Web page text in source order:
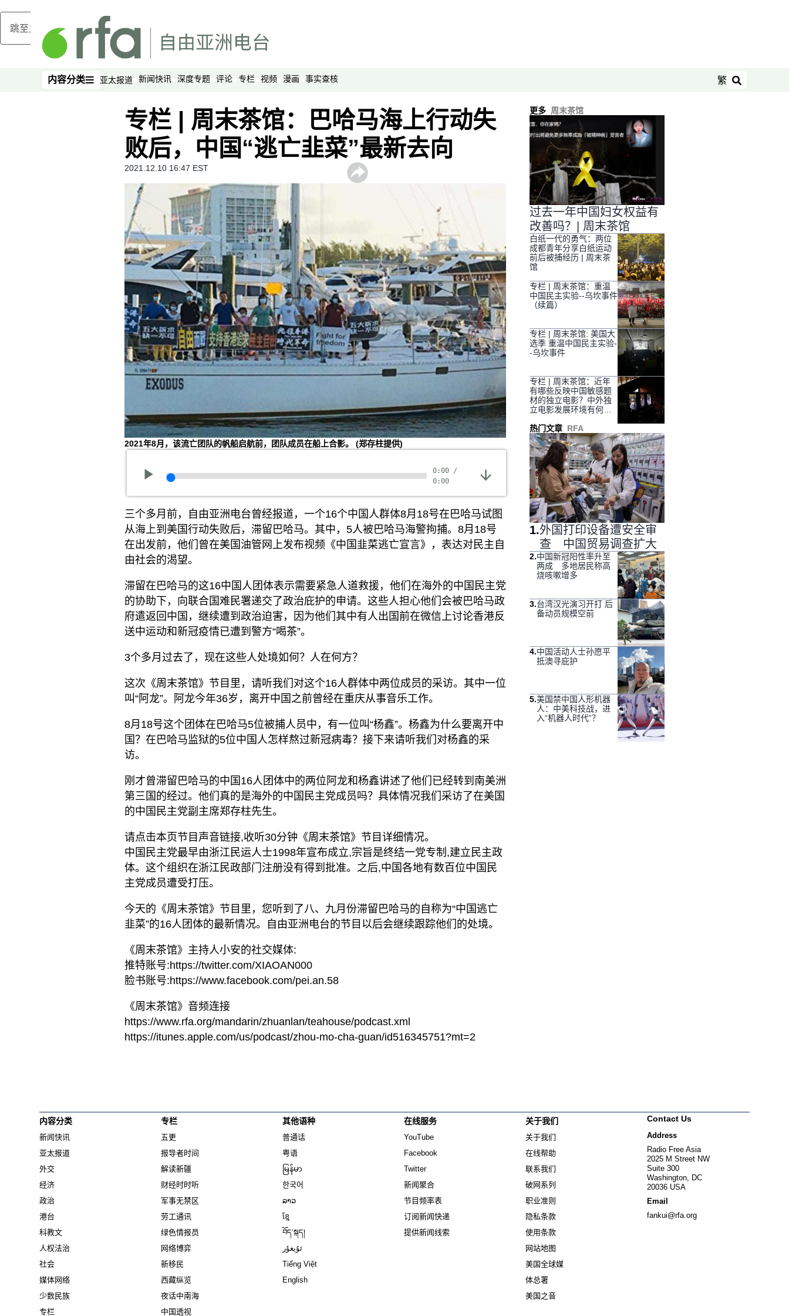
跳至主内容
内容分类
内容分类 亚太报道 新闻快讯 深度专题 评论 专栏 视频 漫画 事实查核 繁
搜索
播客
显示 播客 个子部分
《亚太报道》音频
显示 视频 个子部分
亚洲很想聊
观点
专题与访谈
兵家常事
专栏 | 周末茶馆：巴哈马海上行动失
败后，中国“逃亡韭菜”最新去向
2021.12.10 16:47 EST
2021年8月，该流亡团队的帆船启航前，团队成员在船上合影。 (郑存柱提供)
0:00 /
0:00
三个多月前，自由亚洲电台曾经报道，一个16个中国人群体8月18号在巴哈马试图
从海上到美国行动失败后，滞留巴哈马。其中，5人被巴哈马海警拘捕。8月18号
在出发前，他们曾在美国油管网上发布视频《中国韭菜逃亡宣言》，表达对民主自
由社会的渴望。
滞留在巴哈马的这16中国人团体表示需要紧急人道救援，他们在海外的中国民主党
的协助下，向联合国难民署递交了政治庇护的申请。这些人担心他们会被巴哈马政
府遣返回中国，继续遭到政治迫害，因为他们其中有人出国前在微信上讨论香港反
送中运动和新冠疫情已遭到警方“喝茶”。
3个多月过去了，现在这些人处境如何？人在何方？
这次《周末茶馆》节目里，请听我们对这个16人群体中两位成员的采访。其中一位
叫“阿龙”。阿龙今年36岁，离开中国之前曾经在重庆从事音乐工作。
8月18号这个团体在巴哈马5位被捕人员中，有一位叫“杨鑫”。杨鑫为什么要离开中
国？在巴哈马监狱的5位中国人怎样熬过新冠病毒？接下来请听我们对杨鑫的采
访。
刚才曾滞留巴哈马的中国16人团体中的两位阿龙和杨鑫讲述了他们已经转到南美洲
第三国的经过。他们真的是海外的中国民主党成员吗？具体情况我们采访了在美国
的中国民主党副主席郑存柱先生。
请点击本页节目声音链接,收听30分钟《周末茶馆》节目详细情况。
中国民主党最早由浙江民运人士1998年宣布成立,宗旨是终结一党专制,建立民主政
体。这个组织在浙江民政部门注册没有得到批准。之后,中国各地有数百位中国民
主党成员遭受打压。
今天的《周末茶馆》节目里，您听到了八、九月份滞留巴哈马的自称为“中国逃亡
韭菜”的16人团体的最新情况。自由亚洲电台的节目以后会继续跟踪他们的处境。
《周末茶馆》主持人小安的社交媒体:
推特账号:https://twitter.com/XIAOAN000
脸书账号:https://www.facebook.com/pei.an.58
《周末茶馆》音频连接
https://www.rfa.org/mandarin/zhuanlan/teahouse/podcast.xml
https://itunes.apple.com/us/podcast/zhou-mo-cha-guan/id516345751?mt=2
更多 周末茶馆
过去一年中国妇女权益有
改善吗？| 周末茶馆
白纸一代的勇气：两位
成都青年分享白纸运动
前后被捕经历 | 周末茶
馆
专栏 | 周末茶馆：重温
中国民主实验--乌坎事件
（续篇）
专栏 | 周末茶馆: 美国大
选季 重温中国民主实验-
-乌坎事件
专栏 | 周末茶馆：近年
有哪些反映中国敏感题
材的独立电影？中外独
立电影发展环境有何不
热门文章 RFA
1.外国打印设备遭安全审
查 中国贸易调查扩大
2.中国新冠阳性率升至
两成 多地居民称高
烧咳嗽增多
3.台湾汉光演习开打 后
备动员规模空前
4.中国活动人士孙愿平
抵澳寻庇护
5.美国禁中国人形机器
人：中美科技战，进
入“机器人时代”？
内容分类
新闻快讯
亚太报道
外交
经济
政治
港台
科教文
人权法治
社会
媒体网络
少数民族
专栏
专栏
五更
报导者时间
解读新疆
财经时时听
军事无禁区
劳工通讯
绿色情报员
网络博弈
新移民
西藏纵览
夜话中南海
中国透视
其他语种
普通话
粤语
မြန်မာ
한국어
ລາວ
ខ្មែ
བོད་སྐད།
ئۇيغۇر
Tiếng Việt
English
在线服务
YouTube
Facebook
Twitter
新闻聚合
节目频率表
订阅新闻快递
提供新闻线索
关于我们
关于我们
在线帮助
联系我们
破网系列
职业准则
隐私条款
使用条款
网站地图
美国全球媒
体总署
美国之音
Contact Us
Address
Radio Free Asia
2025 M Street NW
Suite 300
Washington, DC
20036 USA
Email
fankui@rfa.org